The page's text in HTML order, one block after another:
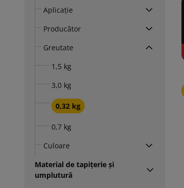
Aplicație
Producător
Greutate
1,5 kg
3,0 kg
0,32 kg
0,7 kg
Culoare
Material de tapițerie și
umplutură